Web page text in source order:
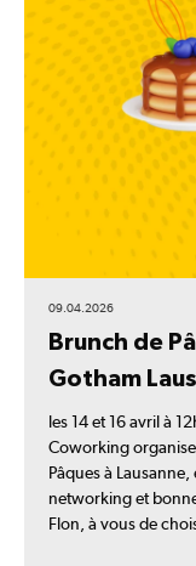
09.04.2026
Brunch de
Gotham
les 14 et 16 avril à
Coworking
Pâques à Lausanne,
networking et
Flon, à vous de